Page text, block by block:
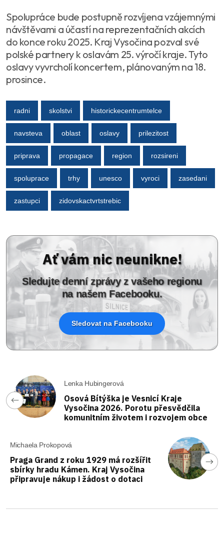
Spolupráce bude postupně rozvíjena vzájemnými
návštěvami a účastí na reprezentačních akcích
do konce roku 2025. Kraj Vysočina pozval své
polské partnery k oslavám 25. výročí kraje. Tyto
oslavy vyvrcholí koncertem, plánovaným na 18.
prosince.
radni skolstvi historickecentrumtelce
navsteva oblast oslavy prilezitost
priprava propagace region rozsireni
spoluprace trhy unesco vyroci zasedani
zastupci zidovskactvrtstrebic
Ať vám nic neunikne!
Sledujte denní zprávy z vašeho regionu
na našem Facebooku.
Sledovat na Facebooku
Lenka Hubingerová
Osová Bítýška je Vesnicí Kraje
Vysočina 2026. Porotu přesvědčila
komunitním životem i rozvojem obce
Michaela Prokopová
Praga Grand z roku 1929 má rozšířit
sbírky hradu Kámen. Kraj Vysočina
připravuje nákup i žádost o dotaci